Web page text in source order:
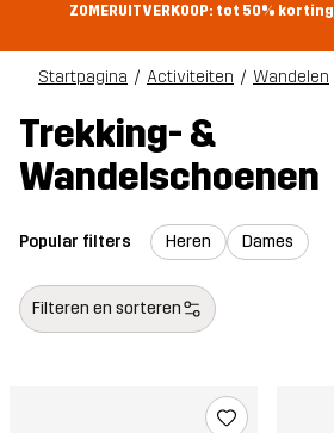
ZOMERUITVERKOOP: tot 50% korting
Startpagina Activiteiten Wandelen
Trekking- &
Wandelschoenen
Popular filters Heren Dames
Filteren en sorteren